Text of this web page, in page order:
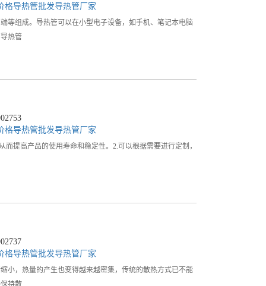
格导热管批发导热管厂家
等组成。导热管可以在小型电子设备，如手机、笔记本电脑
热管
格导热管批发导热管厂家
提高产品的使用寿命和稳定性。2.可以根据需要进行定制，
格导热管批发导热管厂家
小，热量的产生也变得越来越密集，传统的散热方式已不能